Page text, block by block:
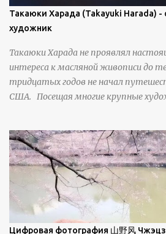
плоскости, например, при
изморози. В данном случае
от положения наблюдателя и
свойства наиболее заметны при угле
ниже; при более высокой солнечной
демонстрирует матовое
Такаюки Харада (Takayuki Harada) -
художник
Такаюки Харада не проявлял
интереса к масляной живописи до
тридцатых годов не начал
США. Посещая многие крупные
Брайан Шервин прокомментировал
заявив, что "Такаюки Харада
элегантность живописи с реалиями
некотором смысле, персонажи его
зрителям незаконченный рассказ,
уникальной манерой использования
просмотра всех работ, посетите
Цифровая фотография 山野风